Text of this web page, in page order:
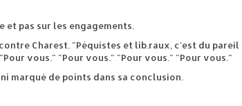
pas sur les engagements.
Charest. "Péquistes et lib.raux, c'est du pareil
vous." "Pour vous." "Pour vous." "Pour vous."
marqué de points dans sa conclusion.